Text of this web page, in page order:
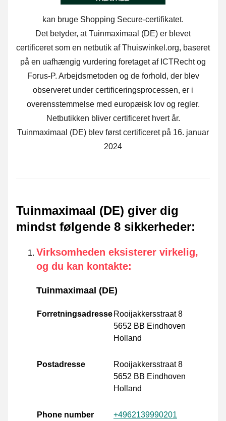
kan bruge Shopping Secure-certifikatet.
Det betyder, at Tuinmaximaal (DE) er blevet
certificeret som en netbutik af Thuiswinkel.org, baseret
på en uafhængig vurdering foretaget af ICTRecht og
Forus-P. Arbejdsmetoden og de forhold, der blev
observeret under certificeringsprocessen, er i
overensstemmelse med europæisk lov og regler.
Netbutikken bliver certificeret hvert år.
Tuinmaximaal (DE) blev først certificeret på 16. januar
2024
Tuinmaximaal (DE) giver dig
mindst følgende 8 sikkerheder:
Virksomheden eksisterer virkelig,
og du kan kontakte:
Tuinmaximaal (DE)
Forretningsadresse Rooijakkersstraat 8
5652 BB Eindhoven
Holland
Postadresse
Rooijakkersstraat 8
5652 BB Eindhoven
Holland
Phone number
+4962139990201